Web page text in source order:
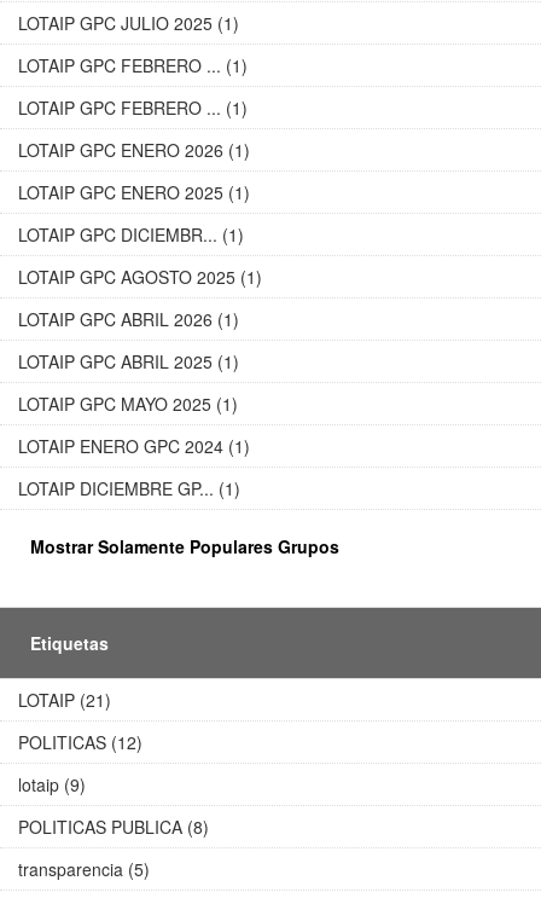
LOTAIP GPC JULIO 2025 (1)
LOTAIP GPC FEBRERO ... (1)
LOTAIP GPC FEBRERO ... (1)
LOTAIP GPC ENERO 2026 (1)
LOTAIP GPC ENERO 2025 (1)
LOTAIP GPC DICIEMBR... (1)
LOTAIP GPC AGOSTO 2025 (1)
LOTAIP GPC ABRIL 2026 (1)
LOTAIP GPC ABRIL 2025 (1)
LOTAIP GPC MAYO 2025 (1)
LOTAIP ENERO GPC 2024 (1)
LOTAIP DICIEMBRE GP... (1)
Mostrar Solamente Populares Grupos
Etiquetas
LOTAIP (21)
POLITICAS (12)
lotaip (9)
POLITICAS PUBLICA (8)
transparencia (5)